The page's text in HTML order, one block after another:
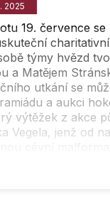
2025
19. července
týmy hvězd
a Matějem
utkání se
a aukci
výtěžek z akce
Vegela, jenž od